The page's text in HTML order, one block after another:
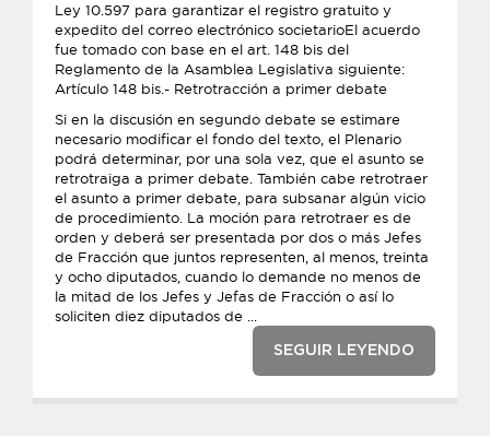
Ley 10.597 para garantizar el registro gratuito y
expedito del correo electrónico societarioEl acuerdo
fue tomado con base en el art. 148 bis del
Reglamento de la Asamblea Legislativa siguiente:
Artículo 148 bis.- Retrotracción a primer debate
Si en la discusión en segundo debate se estimare
necesario modificar el fondo del texto, el Plenario
podrá determinar, por una sola vez, que el asunto se
retrotraiga a primer debate. También cabe retrotraer
el asunto a primer debate, para subsanar algún vicio
de procedimiento. La moción para retrotraer es de
orden y deberá ser presentada por dos o más Jefes
de Fracción que juntos representen, al menos, treinta
y ocho diputados, cuando lo demande no menos de
la mitad de los Jefes y Jefas de Fracción o así lo
soliciten diez diputados de ...
SEGUIR LEYENDO